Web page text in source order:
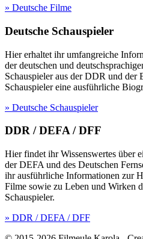
» Deutsche Filme
Deutsche Schauspieler
Hier erhaltet ihr umfangreiche
der deutschen und
Schauspieler aus der DDR und der
Schauspieler eine ausführliche
» Deutsche Schauspieler
DDR / DEFA / DFF
Hier findet ihr Wissenswertes über
der DEFA und des Deutschen
ihr ausführliche Informationen zur
Filme sowie zu Leben und Wirken
Schauspieler.
» DDR / DEFA / DFF